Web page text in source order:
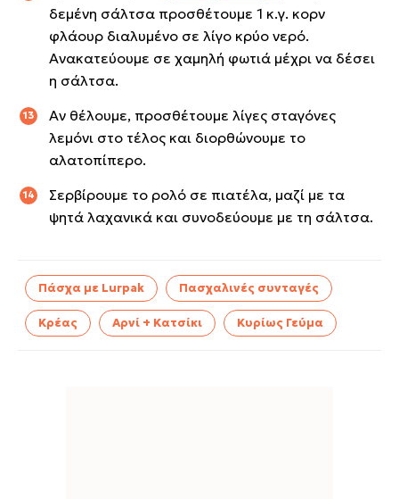
δεμένη σάλτσα προσθέτουμε 1 κ.γ. κορν
φλάουρ διαλυμένο σε λίγο κρύο νερό.
Ανακατεύουμε σε χαμηλή φωτιά μέχρι να δέσει
η σάλτσα.
Αν θέλουμε, προσθέτουμε λίγες σταγόνες
λεμόνι στο τέλος και διορθώνουμε το
αλατοπίπερο.
Σερβίρουμε το ρολό σε πιατέλα, μαζί με τα
ψητά λαχανικά και συνοδεύουμε με τη σάλτσα.
Πάσχα με Lurpak Πασχαλινές συνταγές
Κρέας Αρνί + Κατσίκι Κυρίως Γεύμα